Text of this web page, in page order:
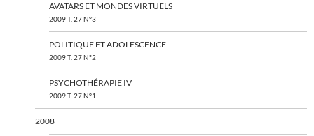
AVATARS ET MONDES VIRTUELS
2009 T. 27 N°3
POLITIQUE ET ADOLESCENCE
2009 T. 27 N°2
PSYCHOTHÉRAPIE IV
2009 T. 27 N°1
2008